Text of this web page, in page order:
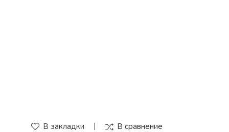
В закладки В сравнение